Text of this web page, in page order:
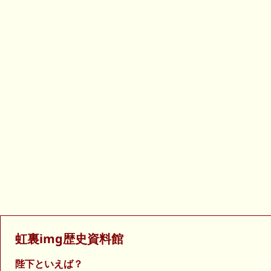
虹裏img歴史資料館
陛下といえば？